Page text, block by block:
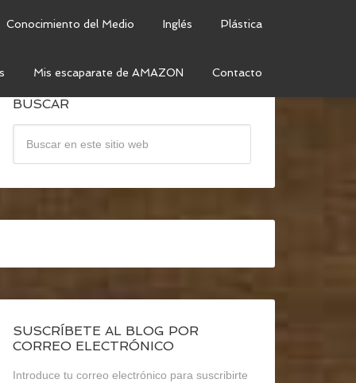
Conocimiento del Medio Inglés Plástica
Mis escaparate de AMAZON Contacto
BUSCAR
SUSCRÍBETE AL BLOG POR
CORREO ELECTRÓNICO
Introduce tu correo electrónico para suscribirte